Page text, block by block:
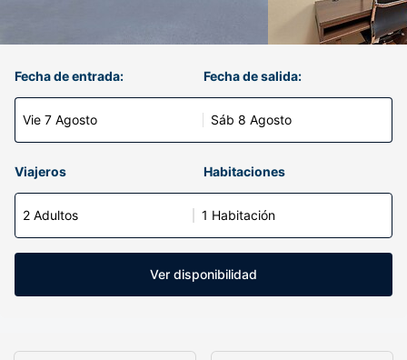
Fecha de entrada:
Vie 7 Agosto
Fecha de salida:
Sáb 8 Agosto
Viajeros Habitaciones
2 Adultos 1 Habitación
Ver disponibilidad